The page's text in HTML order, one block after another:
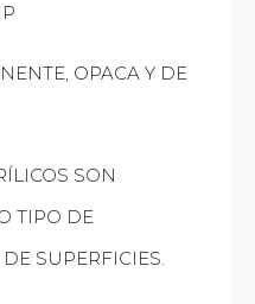
OPACA Y DE
SON
TIPO DE
SUPERFICIES.